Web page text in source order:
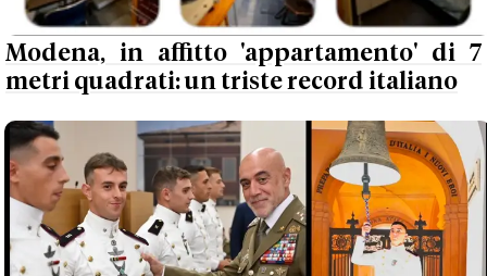
Modena, in affitto 'appartamento' di 7
metri quadrati: un triste record italiano